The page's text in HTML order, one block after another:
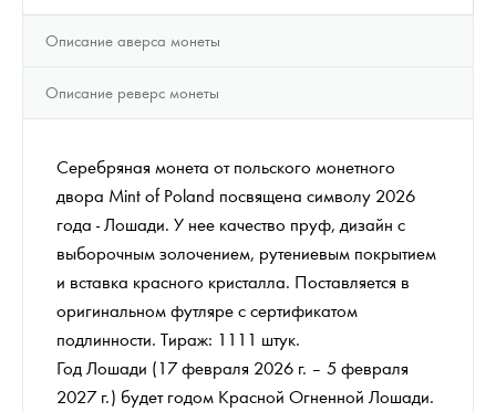
Описание аверса монеты
Описание реверс монеты
Серебряная монета от польского монетного
двора Mint of Poland посвящена символу 2026
года - Лошади. У нее качество пруф, дизайн с
выборочным золочением, рутениевым покрытием
и вставка красного кристалла. Поставляется в
оригинальном футляре с сертификатом
подлинности. Тираж: 1111 штук.
Год Лошади (17 февраля 2026 г. – 5 февраля
2027 г.) будет годом Красной Огненной Лошади.